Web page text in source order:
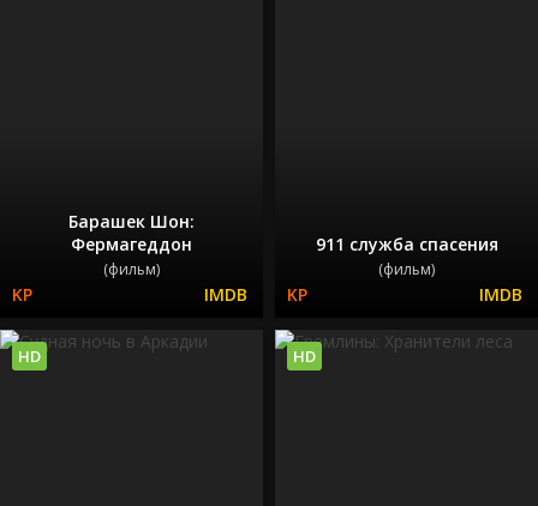
Барашек Шон:
Фермагеддон
(фильм)
911 служба спасения
(фильм)
HD HD